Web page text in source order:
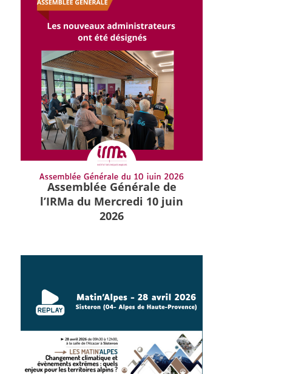
Assemblée Générale de
l’IRMa du Mercredi 10 juin
2026